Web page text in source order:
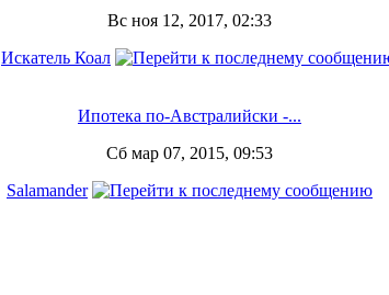
Вс ноя 12, 2017, 02:33
Искатель Коал
Ипотека по-Австралийски -...
Сб мар 07, 2015, 09:53
Salamander